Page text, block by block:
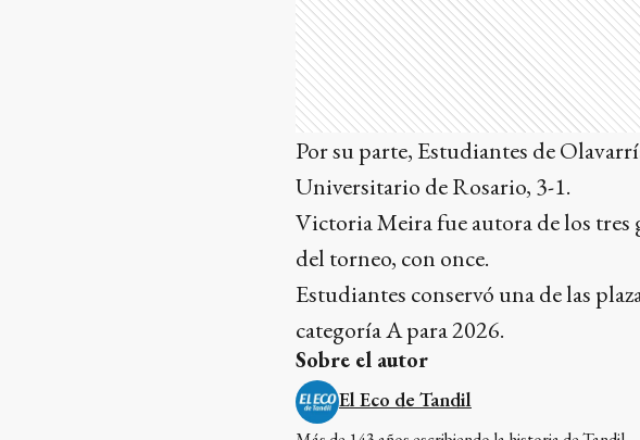
Por su parte, Estudiantes de
Universitario de Rosario, 3-1.
Victoria Meira fue autora de los
del torneo, con once.
Estudiantes conservó una de las
categoría A para 2026.
Sobre el autor
El Eco de Tandil